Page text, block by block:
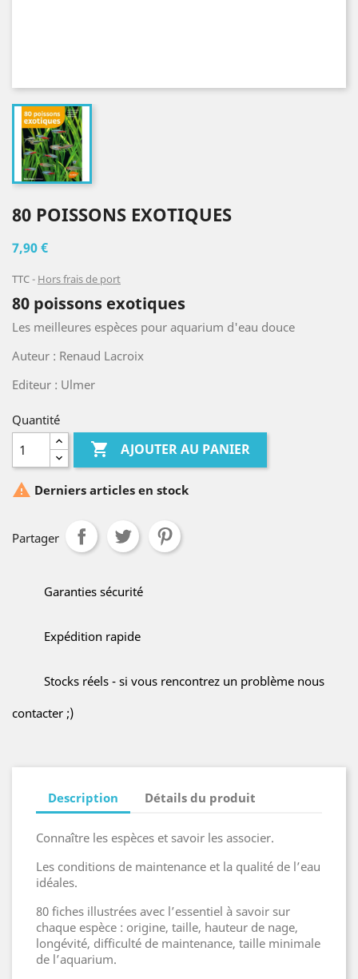
80 POISSONS EXOTIQUES
7,90 €
TTC Hors frais de port
80 poissons exotiques
Les meilleures espèces pour aquarium d'eau douce
Auteur : Renaud Lacroix
Editeur : Ulmer
Quantité
 AJOUTER AU PANIER
 Derniers articles en stock
Partager
Garanties sécurité
Expédition rapide
Stocks réels - si vous rencontrez un problème nous
contacter ;)
Description Détails du produit
Connaître les espèces et savoir les associer.
Les conditions de maintenance et la qualité de l’eau
idéales.
80 fiches illustrées avec l’essentiel à savoir sur
chaque espèce : origine, taille, hauteur de nage,
longévité, difficulté de maintenance, taille minimale
de l’aquarium.